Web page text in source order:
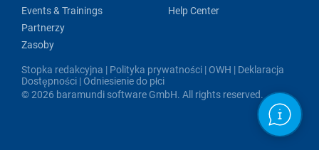
Events & Trainings
Partnerzy
Zasoby
Help Center
Stopka redakcyjna | Polityka prywatności | OWH | Deklaracja
Dostępności | Odniesienie do płci
© 2026 baramundi software GmbH. All rights reserved.